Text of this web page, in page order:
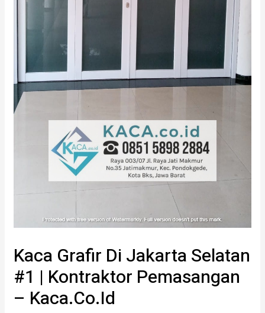
Kaca Grafir Di Jakarta Selatan
#1 | Kontraktor Pemasangan
– Kaca.co.id